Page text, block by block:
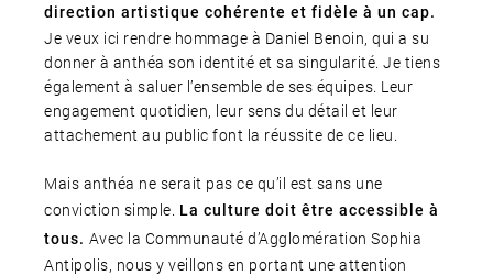
direction artistique cohérente et fidèle à un cap.
Je veux ici rendre hommage à Daniel Benoin, qui a su
donner à anthéa son identité et sa singularité. Je tiens
également à saluer l’ensemble de ses équipes. Leur
engagement quotidien, leur sens du détail et leur
attachement au public font la réussite de ce lieu.
Mais anthéa ne serait pas ce qu’il est sans une
conviction simple. La culture doit être accessible à
tous. Avec la Communauté d’Agglomération Sophia
Antipolis, nous y veillons en portant une attention